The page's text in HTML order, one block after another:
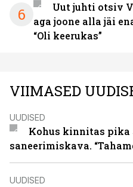
6
Uut juhti otsiv
aga joone alla jäi
“Oli keerukas”
VIIMASED
UUDISED
Kohus kinnitas pika
saneerimiskava.
UUDISED